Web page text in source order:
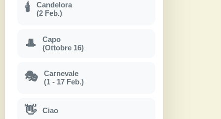
🕯
Candelora
(2 Feb.)
🎩
Capo
(Ottobre 16)
🎭
Carnevale
(1 - 17 Feb.)
👋 Ciao